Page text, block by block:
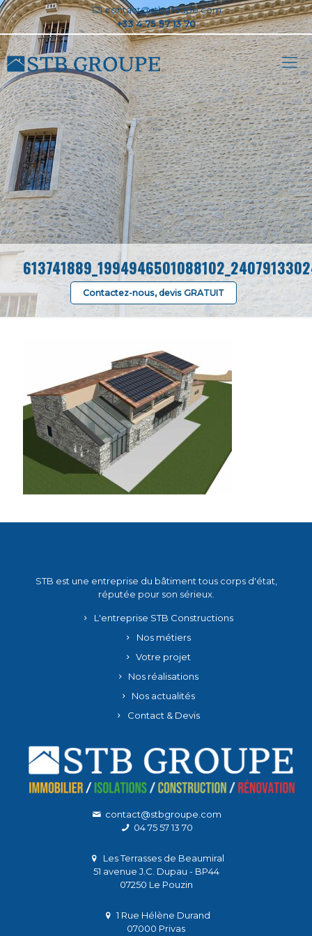
contact@stbgroupe.com
Contactez-nous, devis GRATUIT
STB est une entreprise du bâtiment tous corps d'état,
réputée pour son sérieux.
L'entreprise STB Constructions
Nos métiers
Votre projet
Nos réalisations
Nos actualités
Contact & Devis
contact@stbgroupe.com
04 75 57 13 70
Les Terrasses de Beaumiral
51 avenue J.C. Dupau - BP44
07250 Le Pouzin
1 Rue Hélène Durand
07000 Privas